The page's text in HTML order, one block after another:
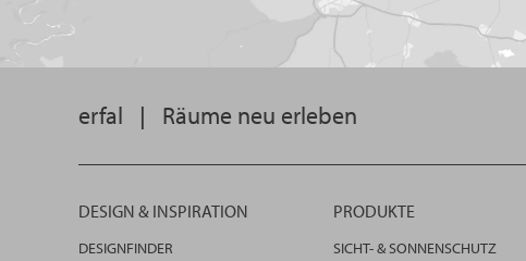
erfal | Räume neu erleben
DESIGN & INSPIRATION
DESIGNFINDER
PRODUKTE
SICHT- & SONNENSCHUTZ